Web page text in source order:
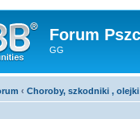
Forum
GG
‹ Choroby, szkodniki ,